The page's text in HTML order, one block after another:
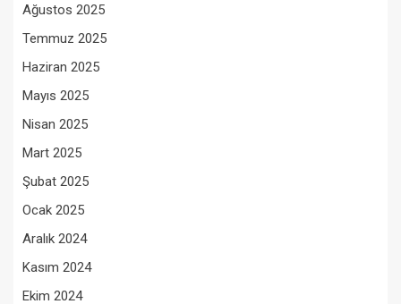
Ağustos 2025
Temmuz 2025
Haziran 2025
Mayıs 2025
Nisan 2025
Mart 2025
Şubat 2025
Ocak 2025
Aralık 2024
Kasım 2024
Ekim 2024